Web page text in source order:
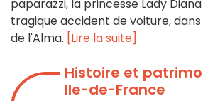
paparazzi, la princesse Lady
tragique accident de voiture,
de l'Alma. [Lire la suite]
Histoire et
Ile-de-France